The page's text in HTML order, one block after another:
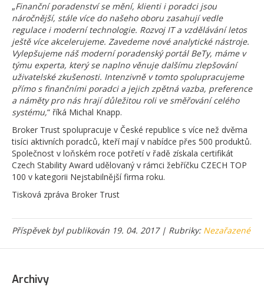
„Finanční poradenství se mění, klienti i poradci jsou
náročnější, stále více do našeho oboru zasahují vedle
regulace i moderní technologie. Rozvoj IT a vzdělávání letos
ještě více akcelerujeme. Zavedeme nové analytické nástroje.
Vylepšujeme náš moderní poradenský portál BeTy, máme v
týmu experta, který se naplno věnuje dalšímu zlepšování
uživatelské zkušenosti. Intenzivně v tomto spolupracujeme
přímo s finančními poradci a jejich zpětná vazba, preference
a náměty pro nás hrají důležitou roli ve směřování celého
systému,“ říká Michal Knapp.
Broker Trust spolupracuje v České republice s více než dvěma
tisíci aktivních poradců, kteří mají v nabídce přes 500 produktů.
Společnost v loňském roce potřetí v řadě získala certifikát
Czech Stability Award udělovaný v rámci žebříčku CZECH TOP
100 v kategorii Nejstabilnější firma roku.
Tisková zpráva Broker Trust
Příspěvek byl publikován 19. 04. 2017 | Rubriky: Nezařazené
Archivy